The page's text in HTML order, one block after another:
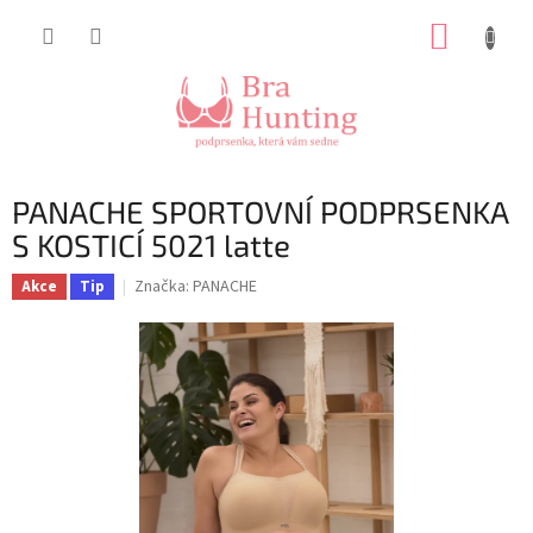
PANACHE SPORTOVNÍ PODPRSENKA
S KOSTICÍ 5021 latte
Akce Tip Značka: PANACHE